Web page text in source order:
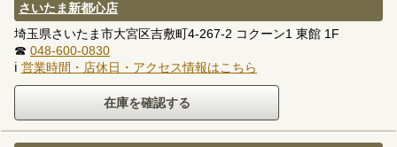
さいたま新都心店
埼玉県さいたま市大宮区吉敷町4-267-2 コクーン1 東館 1F
☎ 048-600-0830
ℹ 営業時間・店休日・アクセス情報はこちら